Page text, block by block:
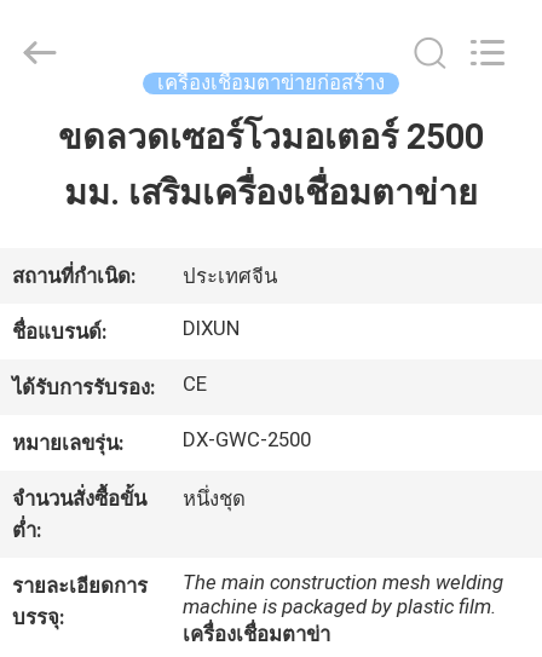
บ้าน
การ
แสดง
เกี่ยว
เรา
Mesh
เครื่องเชื่อมตาข่ายก่อสร้าง
ขดลวดเซอร์โวมอเตอร์ 2500
มม. เสริมเครื่องเชื่อมตาข่าย
สถานที่กำเนิด: ประเทศจีน
ชื่อแบรนด์: DIXUN
ได้รับการรับรอง: CE
หมายเลขรุ่น: DX-GWC-2500
จำนวนสั่งซื้อขั้น
ต่ำ:
หนึ่งชุด
รายละเอียดการ
บรรจุ:
The main construction mesh welding
machine is packaged by plastic film.
เครื่องเชื่อมตาข่า